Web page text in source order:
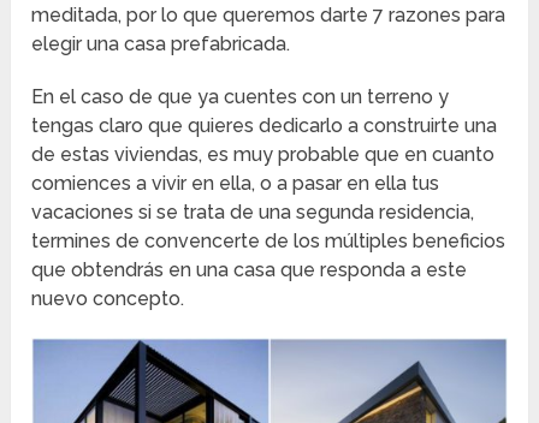
meditada, por lo que queremos darte 7 razones para
elegir una casa prefabricada.
En el caso de que ya cuentes con un terreno y
tengas claro que quieres dedicarlo a construirte una
de estas viviendas, es muy probable que en cuanto
comiences a vivir en ella, o a pasar en ella tus
vacaciones si se trata de una segunda residencia,
termines de convencerte de los múltiples beneficios
que obtendrás en una casa que responda a este
nuevo concepto.